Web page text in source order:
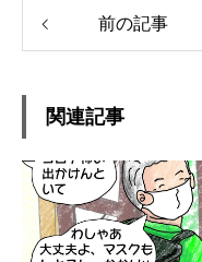
前の記事
関連記事